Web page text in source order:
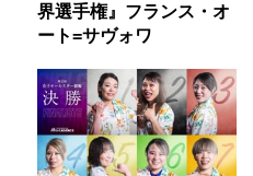
界選手権』フランス・オ
ート=サヴォワ